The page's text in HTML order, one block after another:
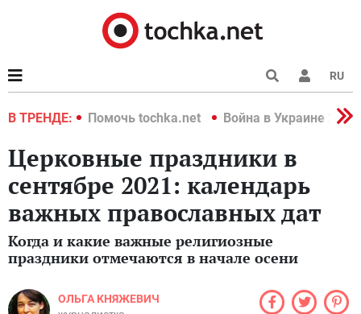
RU
В ТРЕНДЕ:
2022 Помочь tochka.net Война в Украине 2022
Церковные праздники в
сентябре 2021: календарь
важных православных дат
Когда и какие важные религиозные
праздники отмечаются в начале осени
ОЛЬГА КНЯЖЕВИЧ